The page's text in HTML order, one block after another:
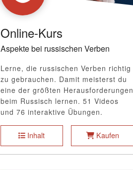
Online-Kurs
Aspekte bei russischen Verben
Lerne, die russischen Verben richtig
zu gebrauchen. Damit meisterst du
eine der größten Herausforderungen
beim Russisch lernen. 51 Videos
und 76 interaktive Übungen.
Inhalt Kaufen